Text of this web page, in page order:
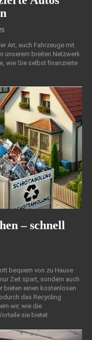
Art, auch Fahrzeuge mit
unserem breiten Netzwerk
wie Sie selbst finanzierte
– schnell
bequem von zu Hause
Zeit spart, sondern auch
bieten einen kostenlosen
das Recycling
wir, wie die
sie bietet.